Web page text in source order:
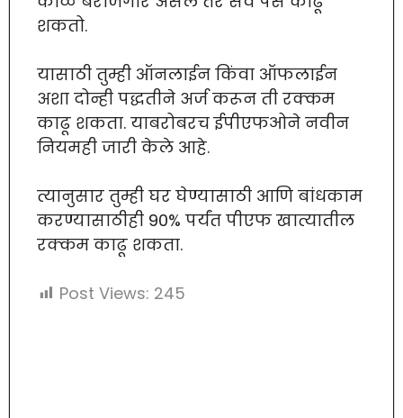
शकतो.
यासाठी तुम्ही ऑनलाईन किंवा ऑफलाईन
अशा दोन्ही पद्धतीने अर्ज करून ती रक्कम
काढू शकता. याबरोबरच ईपीएफओने नवीन
नियमही जारी केले आहे.
त्यानुसार तुम्ही घर घेण्यासाठी आणि बांधकाम
करण्यासाठीही 90% पर्यंत पीएफ खात्यातील
रक्कम काढू शकता.
Post Views: 245